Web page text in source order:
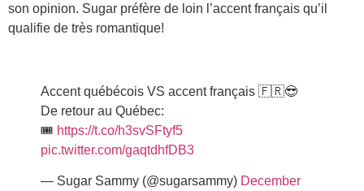
son opinion. Sugar préfère de loin l’accent français qu’il
qualifie de très romantique!
Accent québécois VS accent français 🇫🇷😎
De retour au Québec:
🎟 https://t.co/h3svSFtyf5
pic.twitter.com/gaqtdhfDB3
— Sugar Sammy (@sugarsammy) December